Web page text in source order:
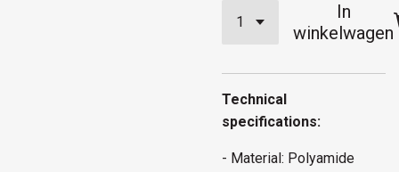
In
winkelwagen
Technical
specifications:
- Material: Polyamide